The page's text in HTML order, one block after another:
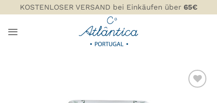
Inhalt
springen
KOSTENLOSER VERSAND bei Einkäufen über 65€